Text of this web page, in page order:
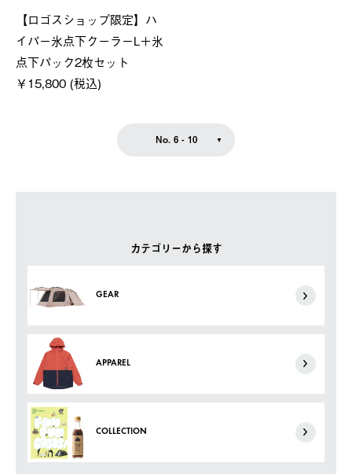
カテゴリーから探す
GEAR
APPAREL
COLLECTION
【ロゴスショップ限定】ハ
イパー氷点下クーラーL＋氷
点下パック2枚セット
￥15,800 (税込)
No. 6 - 10